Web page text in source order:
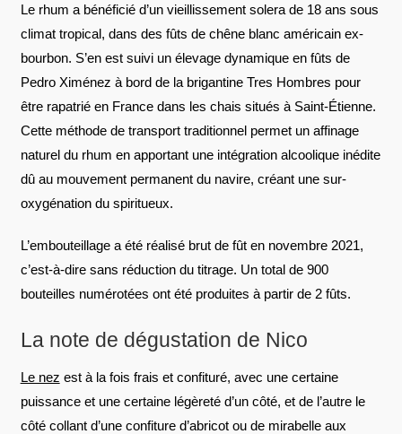
Le rhum a bénéficié d’un vieillissement solera de 18 ans sous
climat tropical, dans des fûts de chêne blanc américain ex-
bourbon. S’en est suivi un élevage dynamique en fûts de
Pedro Ximénez à bord de la brigantine Tres Hombres pour
être rapatrié en France dans les chais situés à Saint-Étienne.
Cette méthode de transport traditionnel permet un affinage
naturel du rhum en apportant une intégration alcoolique inédite
dû au mouvement permanent du navire, créant une sur-
oxygénation du spiritueux.
L’embouteillage a été réalisé brut de fût en novembre 2021,
c’est-à-dire sans réduction du titrage. Un total de 900
bouteilles numérotées ont été produites à partir de 2 fûts.
La note de dégustation de Nico
Le nez est à la fois frais et confituré, avec une certaine
puissance et une certaine légèreté d’un côté, et de l’autre le
côté collant d’une confiture d’abricot ou de mirabelle aux